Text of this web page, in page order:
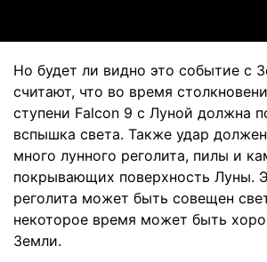
Но будет ли видно это событие с
считают, что во время
ступени Falcon 9 с Луной должна
вспышка света. Также удар
много лунного реголита, пилы и
покрывающих поверхность Луны.
реголита может быть совещен
некоторое время может быть
Земли.